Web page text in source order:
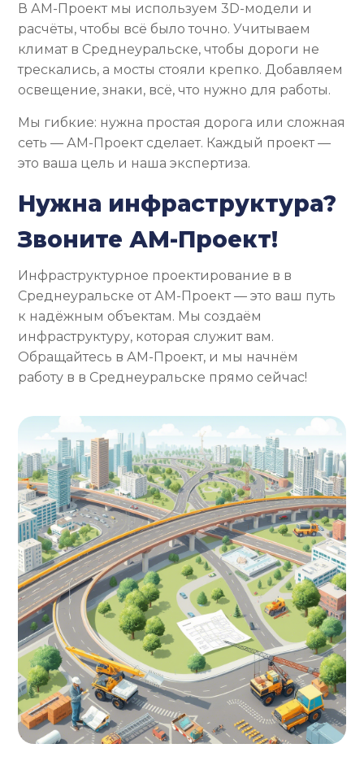
В АМ-Проект мы используем 3D-модели и
расчёты, чтобы всё было точно. Учитываем
климат в Среднеуральске, чтобы дороги не
трескались, а мосты стояли крепко. Добавляем
освещение, знаки, всё, что нужно для работы.
Мы гибкие: нужна простая дорога или сложная
сеть — АМ-Проект сделает. Каждый проект —
это ваша цель и наша экспертиза.
Нужна инфраструктура?
Звоните АМ-Проект!
Инфраструктурное проектирование в в
Среднеуральске от АМ-Проект — это ваш путь
к надёжным объектам. Мы создаём
инфраструктуру, которая служит вам.
Обращайтесь в АМ-Проект, и мы начнём
работу в в Среднеуральске прямо сейчас!